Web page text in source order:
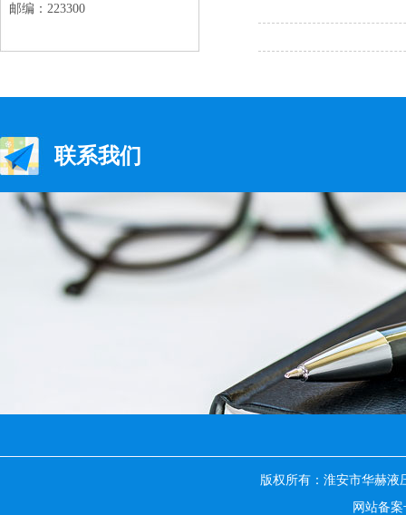
邮编：223300
联系我们
版权所有：淮安市华赫
网站备案